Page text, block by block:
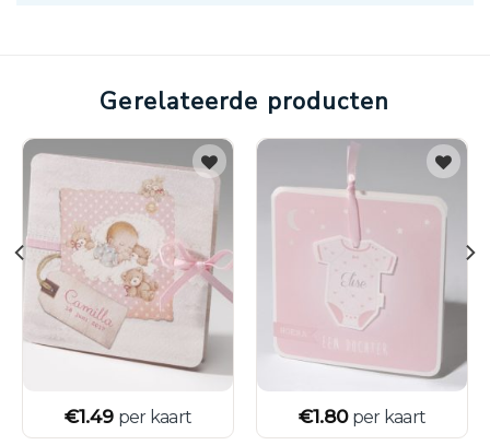
Gerelateerde producten
€1.49 per kaart €1.80 per kaart